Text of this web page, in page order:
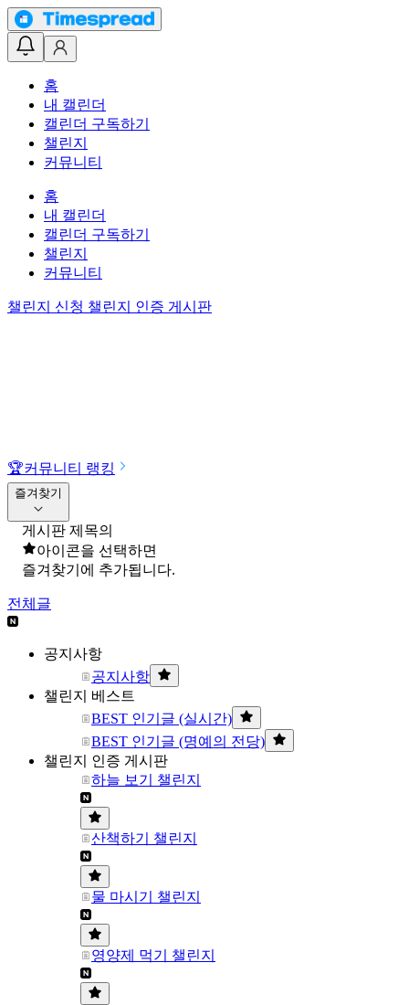
홈
내 캘린더
캘린더 구독하기
챌린지
커뮤니티
홈
내 캘린더
캘린더 구독하기
챌린지
커뮤니티
챌린지 신청 챌린지 인증 게시판
🏆커뮤니티 랭킹
즐겨찾기
게시판 제목의
아이콘을 선택하면
즐겨찾기에 추가됩니다.
전체글
공지사항
공지사항
챌린지 베스트
BEST 인기글 (실시간)
BEST 인기글 (명예의 전당)
챌린지 인증 게시판
하늘 보기 챌린지
산책하기 챌린지
물 마시기 챌린지
영양제 먹기 챌린지